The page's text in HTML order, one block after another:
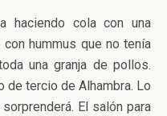
haciendo cola con una
hummus que no tenía
una granja de pollos.
de tercio de Alhambra. Lo
El salón para